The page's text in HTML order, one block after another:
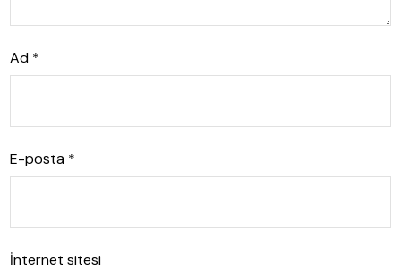
Ad *
E-posta *
İnternet sitesi